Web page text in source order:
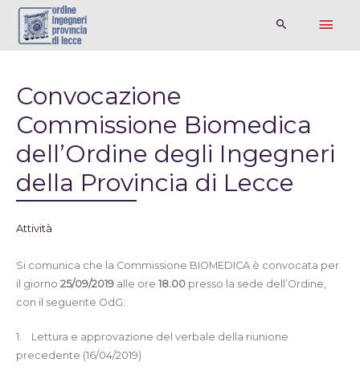
Convocazione
Commissione Biomedica
dell’Ordine degli Ingegneri
della Provincia di Lecce
Attività
Si comunica che la Commissione BIOMEDICA è convocata per
il giorno 25/09/2019 alle ore 18.00 presso la sede dell’Ordine,
con il seguente OdG:
1.
Lettura e approvazione del verbale della riunione
precedente (16/04/2019)